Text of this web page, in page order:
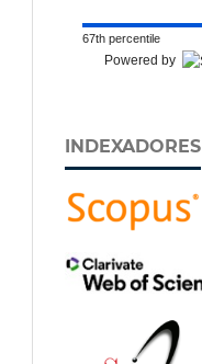
67th percentile
Powered by
INDEXADORES